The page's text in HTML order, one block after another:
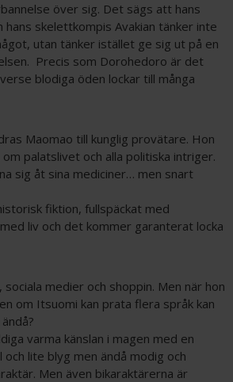
över sig. Det sägs att hans
skelettkompis Avakian tänker inte
utan tänker istället ge sig ut på en
Precis som Dorohedoro är det
blodiga öden lockar till många
Maomao till kunglig provätare. Hon
palatslivet och alla politiska intriger.
sig åt sina mediciner… men snart
fiktion, fullspäckat med
liv och det kommer garanterat locka
medier och shoppin. Men när hon
om Itsuomi kan prata flera språk kan
varma känslan i magen med en
och lite blyg men ändå modig och
Men även bikaraktärerna är